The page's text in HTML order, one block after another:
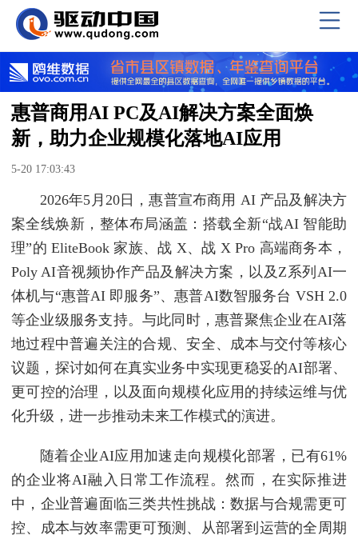
惠普商用AI PC及AI解决方案全面焕
新，助力企业规模化落地AI应用
5-20 17:03:43
2026年5月20日，惠普宣布商用 AI 产品及解决方
案全线焕新，整体布局涵盖：搭载全新“战AI 智能助
理”的 EliteBook 家族、战 X、战 X Pro 高端商务本，
Poly AI音视频协作产品及解决方案，以及Z系列AI一
体机与“惠普AI 即服务”、惠普AI数智服务台 VSH 2.0
等企业级服务支持。与此同时，惠普聚焦企业在AI落
地过程中普遍关注的合规、安全、成本与交付等核心
议题，探讨如何在真实业务中实现更稳妥的AI部署、
更可控的治理，以及面向规模化应用的持续运维与优
化升级，进一步推动未来工作模式的演进。
随着企业AI应用加速走向规模化部署，已有61%
的企业将AI融入日常工作流程。然而，在实际推进
中，企业普遍面临三类共性挑战：数据与合规需更可
控、成本与效率需更可预测、从部署到运营的全周期